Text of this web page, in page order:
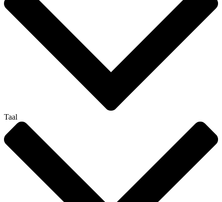
Taal